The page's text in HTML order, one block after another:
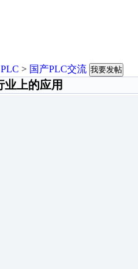
PLC > 国产PLC交流 我要发帖
上的应用